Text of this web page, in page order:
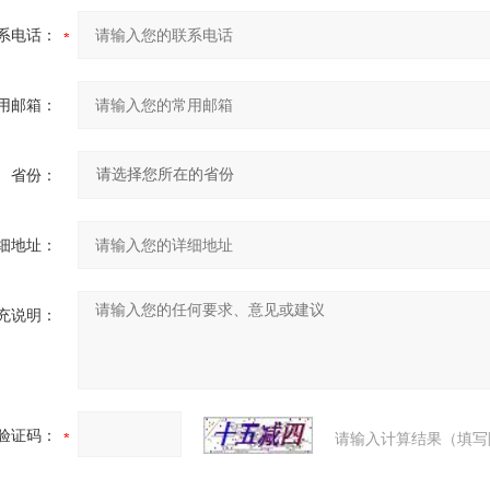
电话：
邮箱：
省份：
地址：
说明：
证码： 请输入计算结果（填